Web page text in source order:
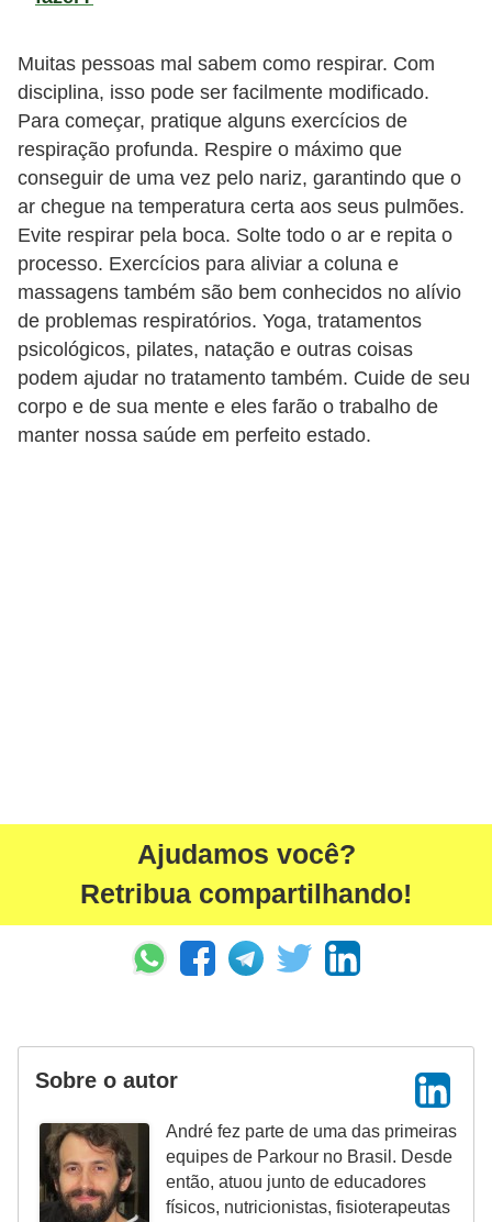
Muitas pessoas mal sabem como respirar. Com
disciplina, isso pode ser facilmente modificado.
Para começar, pratique alguns exercícios de
respiração profunda. Respire o máximo que
conseguir de uma vez pelo nariz, garantindo que o
ar chegue na temperatura certa aos seus pulmões.
Evite respirar pela boca. Solte todo o ar e repita o
processo. Exercícios para aliviar a coluna e
massagens também são bem conhecidos no alívio
de problemas respiratórios. Yoga, tratamentos
psicológicos, pilates, natação e outras coisas
podem ajudar no tratamento também. Cuide de seu
corpo e de sua mente e eles farão o trabalho de
manter nossa saúde em perfeito estado.
Ajudamos você?
Retribua compartilhando!
Sobre o autor
André fez parte de uma das primeiras
equipes de Parkour no Brasil. Desde
então, atuou junto de educadores
físicos, nutricionistas, fisioterapeutas